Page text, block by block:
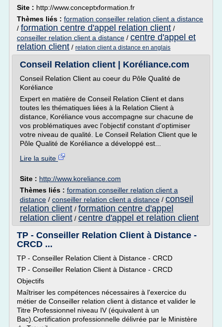
Site : http://www.conceptxformation.fr
Thèmes liés : formation conseiller relation client a distance
/ formation centre d'appel relation client /
conseiller relation client a distance / centre d'appel et
relation client / relation client a distance en anglais
Conseil Relation client | Koréliance.com
Conseil Relation Client au coeur du Pôle Qualité de
Koréliance
Expert en matière de Conseil Relation Client et dans
toutes les thématiques liées à la Relation Client à
distance, Koréliance vous accompagne sur chacune de
vos problématiques avec l'objectif constant d'optimiser
votre niveau de qualité. Le Conseil Relation Client que le
Pôle Qualité de Koréliance a développé est...
Lire la suite
Site : http://www.koreliance.com
Thèmes liés : formation conseiller relation client a
distance / conseiller relation client a distance / conseil
relation client / formation centre d'appel
relation client / centre d'appel et relation client
TP - Conseiller Relation Client à Distance -
CRCD ...
TP - Conseiller Relation Client à Distance - CRCD
TP - Conseiller Relation Client à Distance - CRCD
Objectifs
Maîtriser les compétences nécessaires à l'exercice du
métier de Conseiller relation client à distance et valider le
Titre Professionnel niveau IV (équivalent à un
Bac).Certification professionnelle délivrée par le Ministère